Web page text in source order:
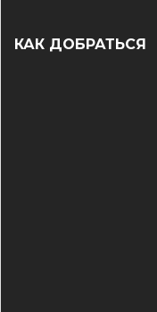
КАК ДОБРАТЬСЯ